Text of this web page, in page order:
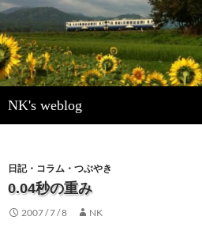
NK's weblog
索
ン
ツ
ス
日記・コラム・つぶやき
0.04秒の重み
2007 / 7 / 8 NK